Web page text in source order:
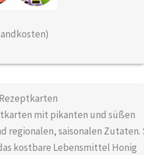
Rezeptkarten
mit pikanten und süßen
regionalen, saisonalen Zutaten.
kostbare Lebensmittel Honig